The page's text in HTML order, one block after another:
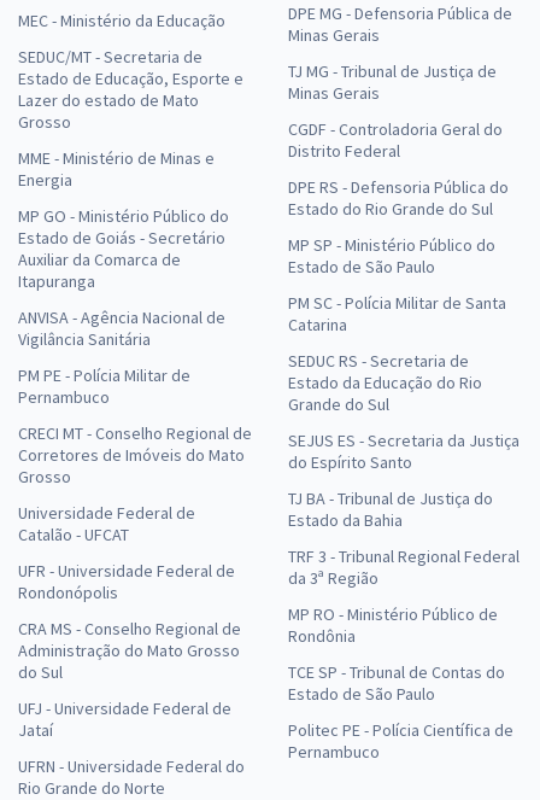
MEC - Ministério da Educação
SEDUC/MT - Secretaria de
Estado de Educação, Esporte e
Lazer do estado de Mato
Grosso
MME - Ministério de Minas e
Energia
MP GO - Ministério Público do
Estado de Goiás - Secretário
Auxiliar da Comarca de
Itapuranga
ANVISA - Agência Nacional de
Vigilância Sanitária
PM PE - Polícia Militar de
Pernambuco
CRECI MT - Conselho Regional de
Corretores de Imóveis do Mato
Grosso
Universidade Federal de
Catalão - UFCAT
UFR - Universidade Federal de
Rondonópolis
CRA MS - Conselho Regional de
Administração do Mato Grosso
do Sul
UFJ - Universidade Federal de
Jataí
UFRN - Universidade Federal do
Rio Grande do Norte
DPE MG - Defensoria Pública de
Minas Gerais
TJ MG - Tribunal de Justiça de
Minas Gerais
CGDF - Controladoria Geral do
Distrito Federal
DPE RS - Defensoria Pública do
Estado do Rio Grande do Sul
MP SP - Ministério Público do
Estado de São Paulo
PM SC - Polícia Militar de Santa
Catarina
SEDUC RS - Secretaria de
Estado da Educação do Rio
Grande do Sul
SEJUS ES - Secretaria da Justiça
do Espírito Santo
TJ BA - Tribunal de Justiça do
Estado da Bahia
TRF 3 - Tribunal Regional Federal
da 3ª Região
MP RO - Ministério Público de
Rondônia
TCE SP - Tribunal de Contas do
Estado de São Paulo
Politec PE - Polícia Científica de
Pernambuco